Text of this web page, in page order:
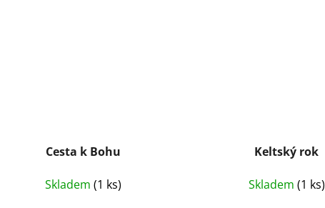
Cesta k Bohu
Skladem(1 ks)
Keltský rok
Skladem (1 ks)